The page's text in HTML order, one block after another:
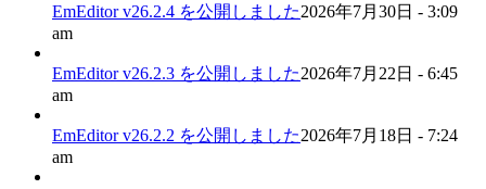
EmEditor v26.2.4 を公開しました2026年7月30日 - 3:09
am
EmEditor v26.2.3 を公開しました2026年7月22日 - 6:45
am
EmEditor v26.2.2 を公開しました2026年7月18日 - 7:24
am